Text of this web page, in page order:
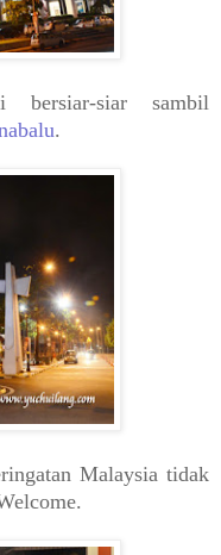
bersiar-siar sambil
.
Malaysia tidak